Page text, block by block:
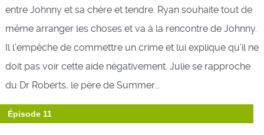
entre Johnny et sa chère et tendre. Ryan souhaite tout de
même arranger les choses et va à la rencontre de Johnny.
Il l’empêche de commettre un crime et lui explique qu’il ne
doit pas voir cette aide négativement. Julie se rapproche
du Dr Roberts, le père de Summer...
Épisode 11